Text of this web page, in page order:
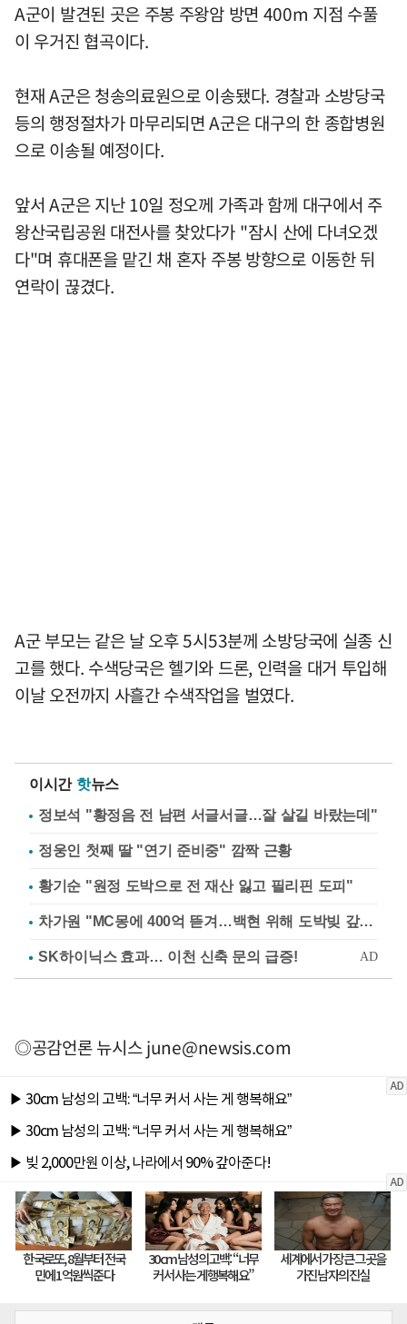
A군이 발견된 곳은 주봉 주왕암 방면 400m 지점 수풀
이 우거진 협곡이다.
현재 A군은 청송의료원으로 이송됐다. 경찰과 소방당국
등의 행정절차가 마무리되면 A군은 대구의 한 종합병원
으로 이송될 예정이다.
앞서 A군은 지난 10일 정오께 가족과 함께 대구에서 주
왕산국립공원 대전사를 찾았다가 "잠시 산에 다녀오겠
다"며 휴대폰을 맡긴 채 혼자 주봉 방향으로 이동한 뒤
연락이 끊겼다.
A군 부모는 같은 날 오후 5시53분께 소방당국에 실종 신
고를 했다. 수색당국은 헬기와 드론, 인력을 대거 투입해
이날 오전까지 사흘간 수색작업을 벌였다.
이시간 핫뉴스
정보석 "황정음 전 남편 서글서글…잘 살길 바랐는데"
정웅인 첫째 딸 "연기 준비중" 깜짝 근황
황기순 "원정 도박으로 전 재산 잃고 필리핀 도피"
차가원 "MC몽에 400억 뜯겨…백현 위해 도박빚 갚아줘"
◎공감언론 뉴시스june@newsis.com